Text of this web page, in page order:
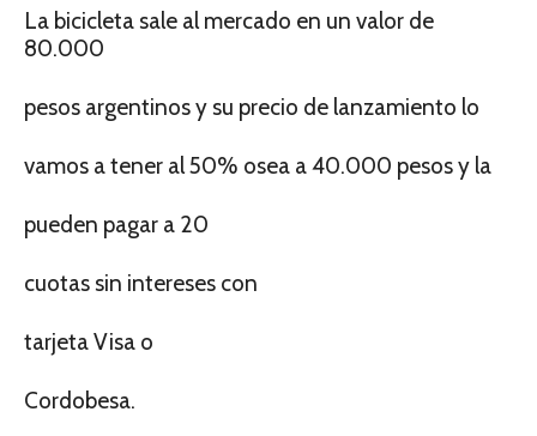
La bicicleta sale al mercado en un valor de
80.000
pesos argentinos y su precio de lanzamiento lo
vamos a tener al 50% osea a 40.000 pesos y la
pueden pagar a 20
cuotas sin intereses con
tarjeta Visa o
Cordobesa.